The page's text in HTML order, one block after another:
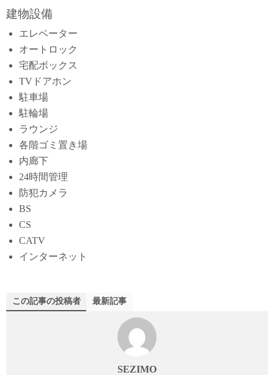
建物設備
エレベーター
オートロック
宅配ボックス
TVドアホン
駐車場
駐輪場
ラウンジ
各階ゴミ置き場
内廊下
24時間管理
防犯カメラ
BS
CS
CATV
インターネット
この記事の投稿者 最新記事
SEZIMO